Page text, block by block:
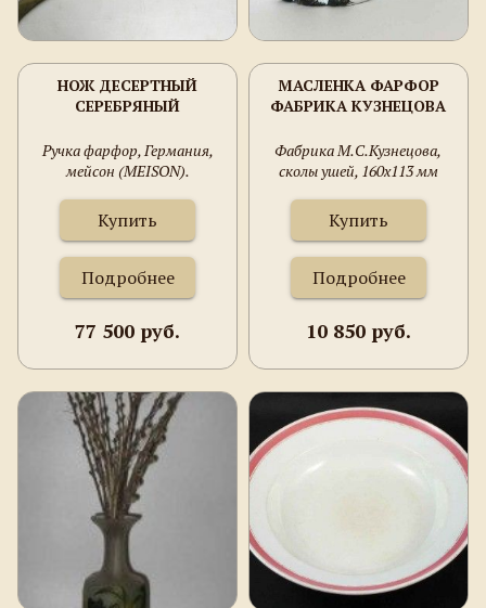
НОЖ ДЕСЕРТНЫЙ
СЕРЕБРЯНЫЙ
Ручка фарфор, Германия,
мейсон (MEISON).
Купить
Подробнее
77 500 руб.
МАСЛЕНКА ФАРФОР
ФАБРИКА КУЗНЕЦОВА
Фабрика М.С.Кузнецова,
сколы ушей, 160х113 мм
Купить
Подробнее
10 850 руб.